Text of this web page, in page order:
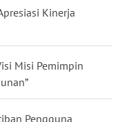
Kinerja
Misi Pemimpin
Pengguna